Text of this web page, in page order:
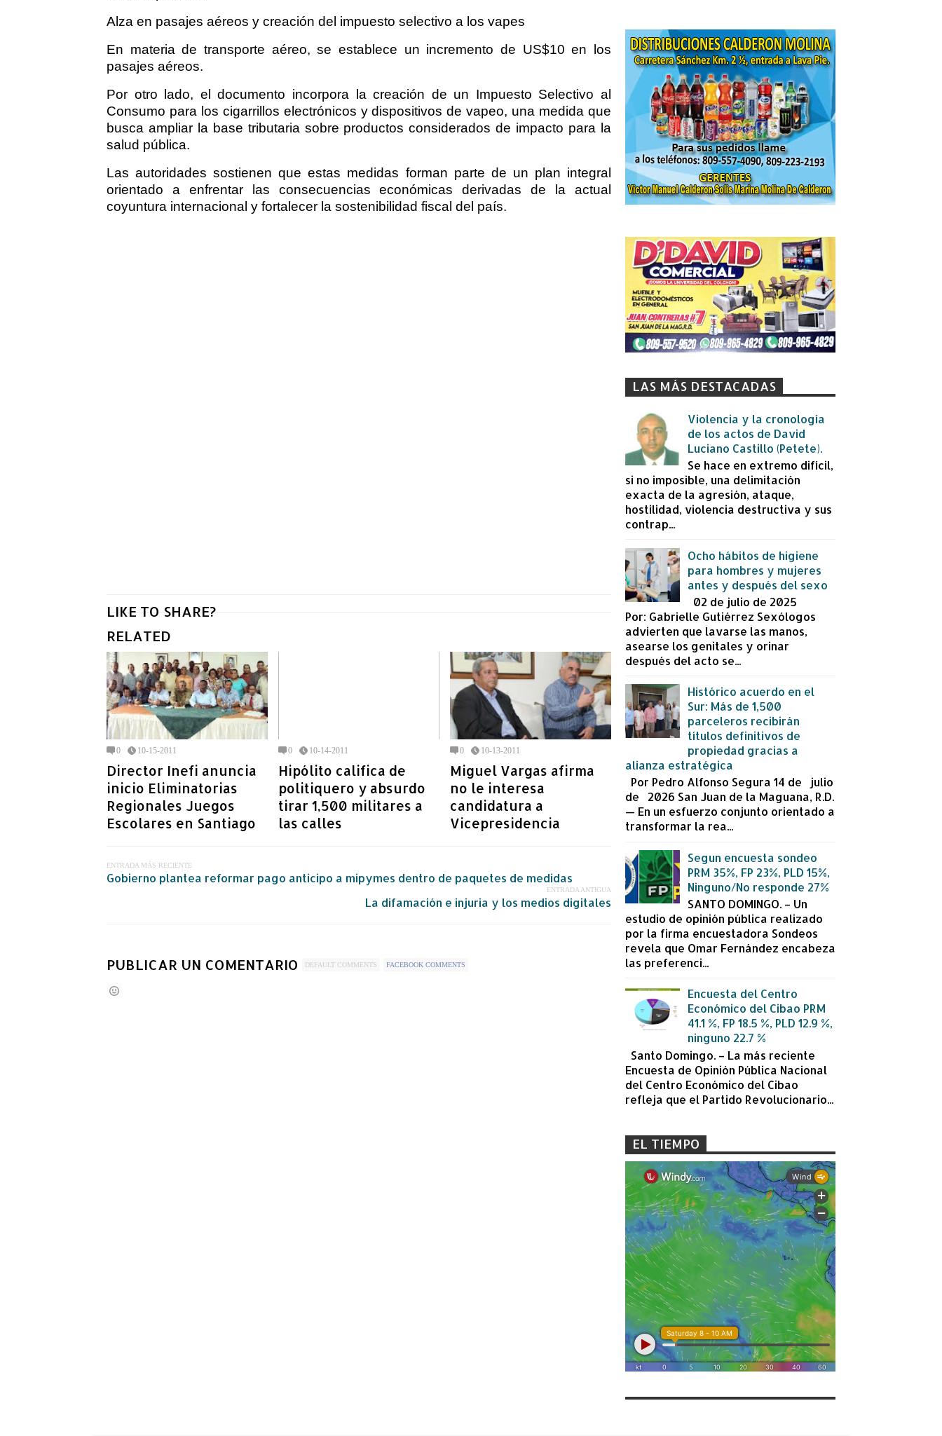
Alza en pasajes aéreos y creación del impuesto selectivo a los vapes
En materia de transporte aéreo, se establece un incremento de US$10 en los
pasajes aéreos.
Por otro lado, el documento incorpora la creación de un Impuesto Selectivo al
Consumo para los cigarrillos electrónicos y dispositivos de vapeo, una medida que
busca ampliar la base tributaria sobre productos considerados de impacto para la
salud pública.
Las autoridades sostienen que estas medidas forman parte de un plan integral
orientado a enfrentar las consecuencias económicas derivadas de la actual
coyuntura internacional y fortalecer la sostenibilidad fiscal del país.
LIKE TO SHARE?
RELATED
0 10-15-2011
Director Inefi anuncia
inicio Eliminatorias
Regionales Juegos
Escolares en Santiago
0 10-14-2011
Hipólito califica de
politiquero y absurdo
tirar 1,500 militares a
las calles
0 10-13-2011
Miguel Vargas afirma
no le interesa
candidatura a
Vicepresidencia
ENTRADA MÁS RECIENTE
Gobierno plantea reformar pago anticipo a mipymes dentro de paquetes de medidas
ENTRADA ANTIGUA
La difamación e injuria y los medios digitales
PUBLICAR UN COMENTARIO DEFAULT COMMENTS FACEBOOK COMMENTS
LAS MÁS DESTACADAS
Violencia y la cronología
de los actos de David
Luciano Castillo (Petete).
Se hace en extremo difícil,
si no imposible, una delimitación
exacta de la agresión, ataque,
hostilidad, violencia destructiva y sus
contrap...
Ocho hábitos de higiene
para hombres y mujeres
antes y después del sexo
02 de julio de 2025
Por: Gabrielle Gutiérrez Sexólogos
advierten que lavarse las manos,
asearse los genitales y orinar
después del acto se...
Histórico acuerdo en el
Sur: Más de 1,500
parceleros recibirán
títulos definitivos de
propiedad gracias a
alianza estratégica
Por Pedro Alfonso Segura 14 de julio
de 2026 San Juan de la Maguana, R.D.
— En un esfuerzo conjunto orientado a
transformar la rea...
Segun encuesta sondeo
PRM 35%, FP 23%, PLD 15%,
Ninguno/No responde 27%
SANTO DOMINGO. – Un
estudio de opinión pública realizado
por la firma encuestadora Sondeos
revela que Omar Fernández encabeza
las preferenci...
Encuesta del Centro
Económico del Cibao PRM
41.1 %, FP 18.5 %, PLD 12.9 %,
ninguno 22.7 %
Santo Domingo. – La más reciente
Encuesta de Opinión Pública Nacional
del Centro Económico del Cibao
refleja que el Partido Revolucionario...
EL TIEMPO